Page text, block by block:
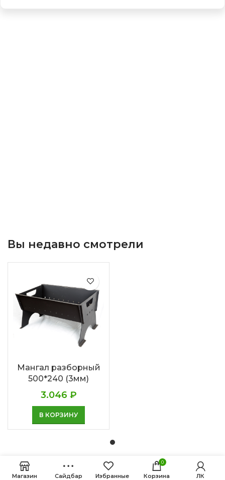
Вы недавно смотрели
Мангал разборный
500*240 (3мм)
3.046 ₽
В КОРЗИНУ
Магазин Сайдбар Избранные
0
Корзина ЛК